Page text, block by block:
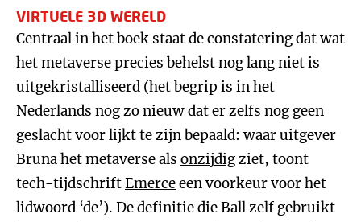
VIRTUELE 3D WERELD
Centraal in het boek staat de constatering dat wat
het metaverse precies behelst nog lang niet is
uitgekristalliseerd (het begrip is in het
Nederlands nog zo nieuw dat er zelfs nog geen
geslacht voor lijkt te zijn bepaald: waar uitgever
Bruna het metaverse als onzijdigziet, toont
tech-tijdschriftEmerceeen voorkeur voor het
lidwoord ‘de’). De definitie die Ball zelf gebruikt